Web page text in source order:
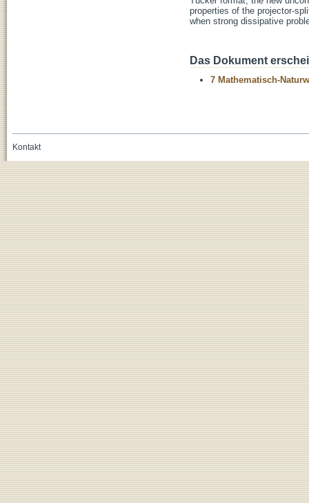
properties of the projector-
when strong dissipative
Das Dokument
7 Mathematisch-
Kontakt